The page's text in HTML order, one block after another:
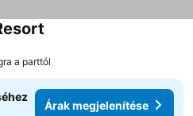
a parttól
Árak megjelenítése